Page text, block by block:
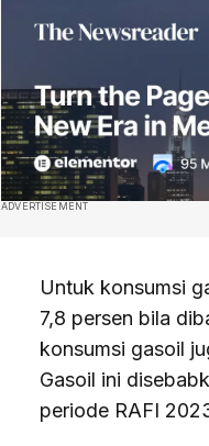
ADVERTISEMENT
Untuk konsumsi
7,8 persen bila
konsumsi gasoil
Gasoil ini
periode RAFI